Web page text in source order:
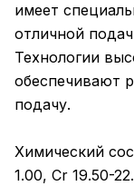
имеет
отличной
Технологии
обеспечивают
подачу.
Химический
1.00, Cr 19.50-